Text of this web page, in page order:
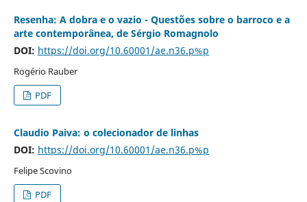
Resenha: A dobra e o vazio - Questões sobre o barroco e a
arte contemporânea, de Sérgio Romagnolo
DOI: https://doi.org/10.60001/ae.n36.p%p
Rogério Rauber
PDF
Claudio Paiva: o colecionador de linhas
DOI: https://doi.org/10.60001/ae.n36.p%p
Felipe Scovino
PDF